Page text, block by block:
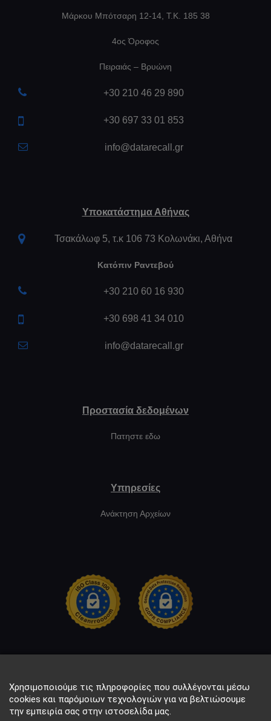
Μάρκου Μπότσαρη 12-14, Τ.Κ. 185 38
4ος Όροφος
Πειραιάς – Βρυώνη
+30 210 46 29 890
+30 697 33 01 853
info@datarecall.gr
Υποκατάστημα Αθήνας
Τσακάλωφ 5, τ.κ 106 73 Κολωνάκι, Αθήνα
Κατόπιν Ραντεβού
+30 210 60 16 930
+30 698 41 34 010
info@datarecall.gr
Προστασία δεδομένων
Πατηστε εδω
Υπηρεσίες
Ανάκτηση Αρχείων
Χρησιμοποιούμε τις πληροφορίες που συλλέγονται μέσω
cookies και παρόμοιων τεχνολογιών για να βελτιώσουμε
την εμπειρία σας στην ιστοσελίδα μας.